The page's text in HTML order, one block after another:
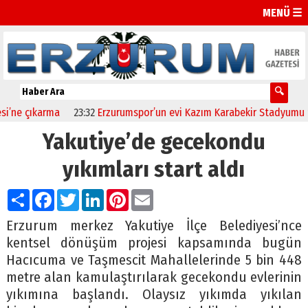
MENÜ ☰
23:32 Erzurumspor’un evi Kazım Karabekir Stadyumu
Yakutiye’de gecekondu
yıkımları start aldı
PaylaşFacebook
TwitterLinkedIn
Pinterest
Email
Erzurum merkez Yakutiye İlçe Belediyesi’nce
kentsel dönüşüm projesi kapsamında bugün
Hacıcuma ve Taşmescit Mahallelerinde 5 bin 448
metre alan kamulaştırılarak gecekondu evlerinin
yıkımına başlandı. Olaysız yıkımda yıkılan